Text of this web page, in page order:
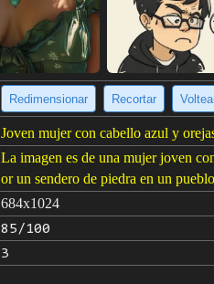
Redimensionar Recortar
Joven mujer con cabello azul y
La imagen es de una mujer joven
or un sendero de piedra en un
684x1024
85/100
3